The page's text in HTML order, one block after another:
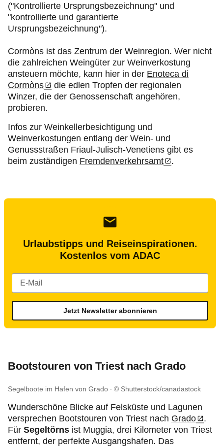
("Kontrollierte Ursprungsbezeichnung" und
"kontrollierte und garantierte
Ursprungsbezeichnung").
Cormòns ist das Zentrum der Weinregion. Wer nicht
die zahlreichen Weingüter zur Weinverkostung
ansteuern möchte, kann hier in der Enoteca di
Cormòns
die edlen Tropfen der regionalen
Winzer, die der Genossenschaft angehören,
probieren.
Infos zur Weinkellerbesichtigung und
Weinverkostungen entlang der Wein- und
Genussstraßen Friaul-Julisch-Venetiens gibt es
beim zuständigen Fremdenverkehrsamt .
Urlaubstipps und Reiseinspirationen.
Kostenlos vom ADAC
Jetzt Newsletter abonnieren
Bootstouren von Triest nach Grado
Segelboote im Hafen von Grado © Shutterstock/canadastock
Wunderschöne Blicke auf Felsküste und Lagunen
versprechen Bootstouren von Triest nach Grado
.
Für Segeltörns ist Muggia, drei Kilometer von Triest
entfernt, der perfekte Ausgangshafen. Das